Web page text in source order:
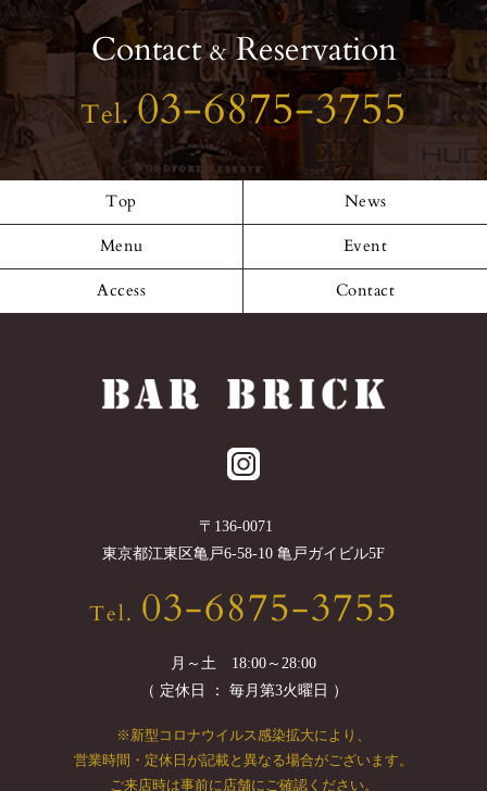
Contact&Reservation
Tel.03-6875-3755
Top News
Menu Event
Access Contact
〒 136-0071
東京都江東区亀戸6-58-10 亀戸ガイビル5F
Tel. 03-6875-3755
月～土 18:00～28:00
（ 定休日 ： 毎月第3火曜日 ）
※新型コロナウイルス感染拡大により、
営業時間・定休日が記載と異なる場合がございます。
ご来店時は事前に店舗にご確認ください。